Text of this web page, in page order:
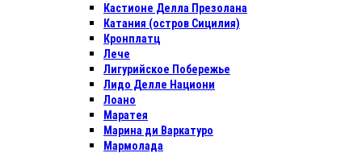
Кастионе Делла Презолана
Катания (остров Сицилия)
Кронплатц
Лече
Лигурийское Побережье
Лидо Делле Национи
Лоано
Маратея
Марина ди Варкатуро
Мармолада